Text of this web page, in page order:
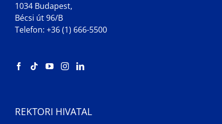
1034 Budapest,
Bécsi út 96/B
Telefon: +36 (1) 666-5500
REKTORI HIVATAL